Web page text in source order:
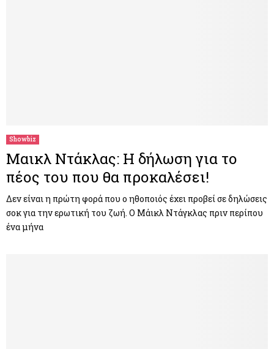
Showbiz
Μαικλ Ντάκλας: Η δήλωση για το
πέος του που θα προκαλέσει!
Δεν είναι η πρώτη φορά που ο ηθοποιός έχει προβεί σε δηλώσεις
σοκ για την ερωτική του ζωή. Ο Μάικλ Ντάγκλας πριν περίπου
ένα μήνα